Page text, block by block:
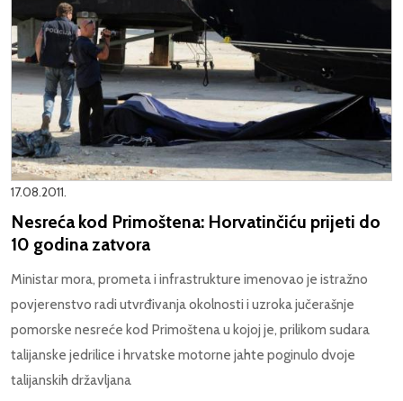
17.08.2011.
Nesreća kod Primoštena: Horvatinčiću prijeti do
10 godina zatvora
Ministar mora, prometa i infrastrukture imenovao je istražno
povjerenstvo radi utvrđivanja okolnosti i uzroka jučerašnje
pomorske nesreće kod Primoštena u kojoj je, prilikom sudara
talijanske jedrilice i hrvatske motorne jahte poginulo dvoje
talijanskih državljana